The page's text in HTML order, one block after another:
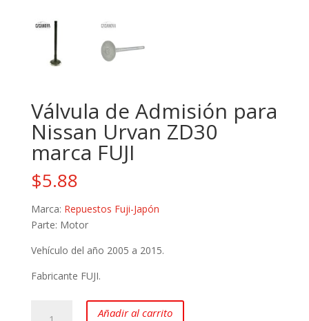
Válvula de Admisión para
Nissan Urvan ZD30
marca FUJI
$5.88
Marca: Repuestos Fuji-Japón
Parte: Motor
Vehículo del año 2005 a 2015.
Fabricante FUJI.
Añadir al carrito